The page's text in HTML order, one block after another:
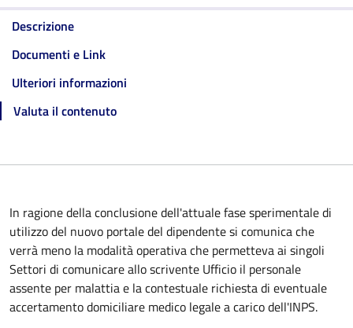
Descrizione
Documenti e Link
Ulteriori informazioni
Valuta il contenuto
In ragione della conclusione dell'attuale fase sperimentale di
utilizzo del nuovo portale del dipendente si comunica che
verrà meno la modalità operativa che permetteva ai singoli
Settori di comunicare allo scrivente Ufficio il personale
assente per malattia e la contestuale richiesta di eventuale
accertamento domiciliare medico legale a carico dell'INPS.